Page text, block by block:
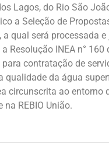
Lagos, do Rio São
a Seleção de
a qual será processada
Resolução INEA n° 160
contratação de
qualidade da água
circunscrita ao entorno
REBIO União.